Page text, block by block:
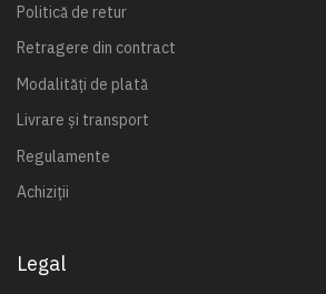
Politică de retur
Retragere din contract
Modalități de plată
Livrare și transport
Regulamente
Achiziții
Legal